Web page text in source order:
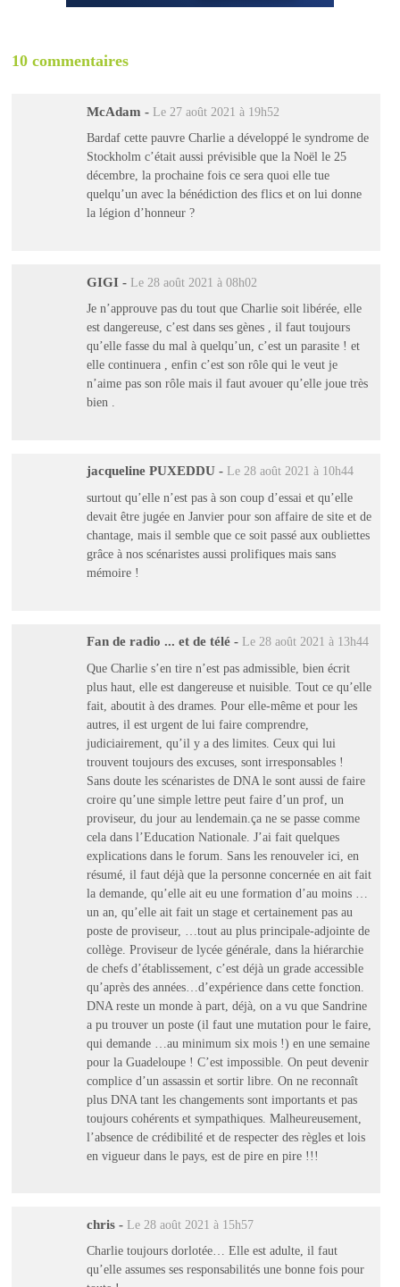
10 commentaires
McAdam - Le 27 août 2021 à 19h52
Bardaf cette pauvre Charlie a développé le syndrome de
Stockholm c’était aussi prévisible que la Noël le 25
décembre, la prochaine fois ce sera quoi elle tue
quelqu’un avec la bénédiction des flics et on lui donne
la légion d’honneur ?
GIGI - Le 28 août 2021 à 08h02
Je n’approuve pas du tout que Charlie soit libérée, elle
est dangereuse, c’est dans ses gènes , il faut toujours
qu’elle fasse du mal à quelqu’un, c’est un parasite ! et
elle continuera , enfin c’est son rôle qui le veut je
n’aime pas son rôle mais il faut avouer qu’elle joue très
bien .
jacqueline PUXEDDU - Le 28 août 2021 à 10h44
surtout qu’elle n’est pas à son coup d’essai et qu’elle
devait être jugée en Janvier pour son affaire de site et de
chantage, mais il semble que ce soit passé aux oubliettes
grâce à nos scénaristes aussi prolifiques mais sans
mémoire !
Fan de radio ... et de télé - Le 28 août 2021 à 13h44
Que Charlie s’en tire n’est pas admissible, bien écrit
plus haut, elle est dangereuse et nuisible. Tout ce qu’elle
fait, aboutit à des drames. Pour elle-même et pour les
autres, il est urgent de lui faire comprendre,
judiciairement, qu’il y a des limites. Ceux qui lui
trouvent toujours des excuses, sont irresponsables !
Sans doute les scénaristes de DNA le sont aussi de faire
croire qu’une simple lettre peut faire d’un prof, un
proviseur, du jour au lendemain.ça ne se passe comme
cela dans l’Education Nationale. J’ai fait quelques
explications dans le forum. Sans les renouveler ici, en
résumé, il faut déjà que la personne concernée en ait fait
la demande, qu’elle ait eu une formation d’au moins …
un an, qu’elle ait fait un stage et certainement pas au
poste de proviseur, …tout au plus principale-adjointe de
collège. Proviseur de lycée générale, dans la hiérarchie
de chefs d’établissement, c’est déjà un grade accessible
qu’après des années…d’expérience dans cette fonction.
DNA reste un monde à part, déjà, on a vu que Sandrine
a pu trouver un poste (il faut une mutation pour le faire,
qui demande …au minimum six mois !) en une semaine
pour la Guadeloupe ! C’est impossible. On peut devenir
complice d’un assassin et sortir libre. On ne reconnaît
plus DNA tant les changements sont importants et pas
toujours cohérents et sympathiques. Malheureusement,
l’absence de crédibilité et de respecter des règles et lois
en vigueur dans le pays, est de pire en pire !!!
chris - Le 28 août 2021 à 15h57
Charlie toujours dorlotée… Elle est adulte, il faut
qu’elle assumes ses responsabilités une bonne fois pour